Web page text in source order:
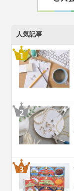
人気記事